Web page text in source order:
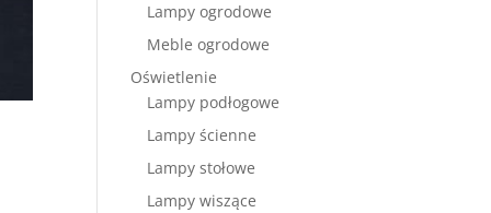
Lampy ogrodowe
Meble ogrodowe
Oświetlenie
Lampy podłogowe
Lampy ścienne
Lampy stołowe
Lampy wiszące